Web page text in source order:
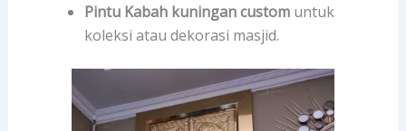
Pintu Kabah kuningan customuntuk
koleksi atau dekorasi masjid.